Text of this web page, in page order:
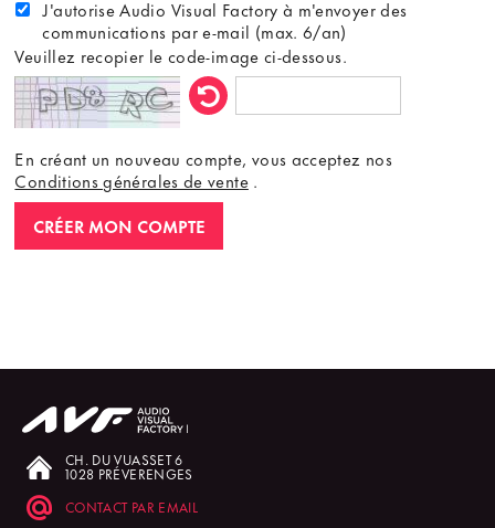
J'autorise Audio Visual Factory à m'envoyer des
communications par e-mail (max. 6/an)
Veuillez recopier le code-image ci-dessous.
En créant un nouveau compte, vous acceptez nos
Conditions générales de vente.
CRÉER MON COMPTE
CH. DU VUASSET 6
1028 PRÉVERENGES
CONTACT PAR EMAIL